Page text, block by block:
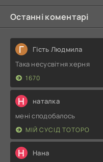
Останні коментарі
Г Гість Людмила
Така несусвітня херня
1670
Н наталка
мені сподобалось
МІЙ СУСІД ТОТОРО
Н Нана